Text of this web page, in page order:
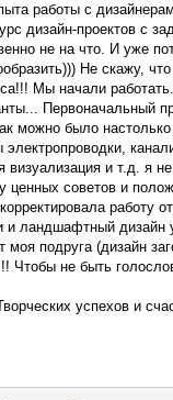
работы с
дизайн-проектов с
не на что. И уже
Не скажу,
Мы начали работать.
Первоначальный
можно было
визуализация и т.д.
ценных советов и
работу
и ландшафтный дизайн
моя подруга (дизайн
Чтобы не быть
успехов и